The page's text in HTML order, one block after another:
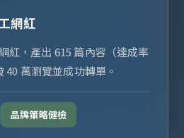
網紅
紅，產出 615 篇內容（達成率
40 萬瀏覽並成功轉單。
品牌策略健檢